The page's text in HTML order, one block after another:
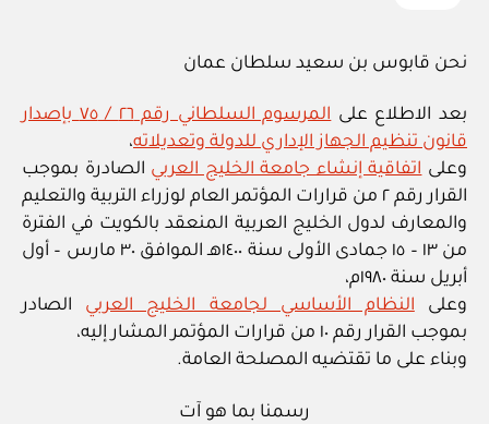
نحن قابوس بن سعيد سلطان عمان
بعد الاطلاع على
المرسوم السلطاني رقم ٢٦ / ٧٥ بإصدار
قانون تنظيم الجهاز الإداري للدولة وتعديلاته،
وعلىاتفاقية إنشاء جامعة الخليج العربي الصادرة بموجب
القرار رقم ٢ من قرارات المؤتمر العام لوزراء التربية والتعليم
والمعارف لدول الخليج العربية المنعقد بالكويت في الفترة
من ١٣ – ١٥ جمادى الأولى سنة ١٤٠٠هـ الموافق ٣٠ مارس – أول
أبريل سنة ١٩٨٠م،
وعلىالنظام الأساسي لجامعة الخليج العربي الصادر
بموجب القرار رقم ١٠ من قرارات المؤتمر المشار إليه،
وبناء على ما تقتضيه المصلحة العامة.
رسمنا بما هو آت